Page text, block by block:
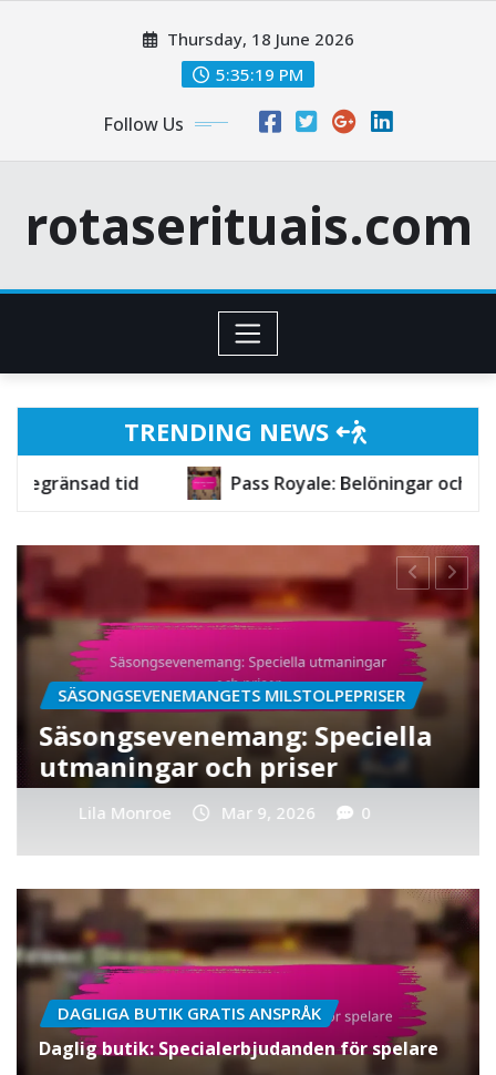
Thursday, 18 June 2026
5:35:21 PM
Follow Us
rotaserituais.com
TRENDING NEWS
Pass Royale: Belöningar och progression i nivåer
PASS ROYALE BONUSBELÖNINGAR
Pass Royale: Dagliga
belöningar och bonusar
Lila Monroe Mar 9, 2026 0
DAGLIGA BUTIK GRATIS ANSPRÅK
Daglig butik: Specialerbjudanden för spelare